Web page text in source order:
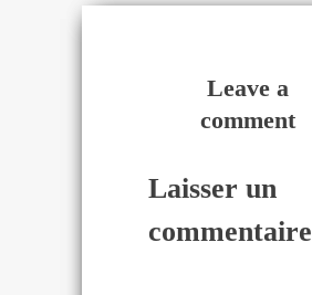
Leave a
comment
Laisser un
commentaire